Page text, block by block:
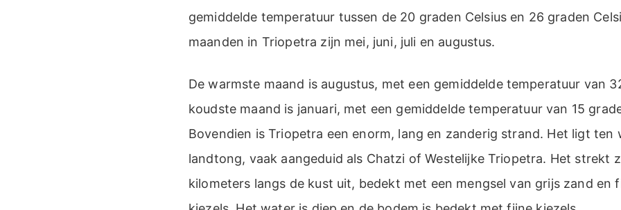
gemiddelde temperatuur tussen de 20 graden Celsius en 26 graden
maanden in Triopetra zijn mei, juni, juli en augustus.
De warmste maand is augustus, met een gemiddelde temperatuur van
koudste maand is januari, met een gemiddelde temperatuur van 15
Bovendien is Triopetra een enorm, lang en zanderig strand. Het ligt ten
landtong, vaak aangeduid als Chatzi of Westelijke Triopetra. Het strekt
kilometers langs de kust uit, bedekt met een mengsel van grijs zand en